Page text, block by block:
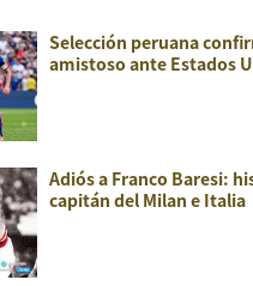
Selección peruana
amistoso ante Estados
Adiós a Franco Baresi:
capitán del Milan e Italia